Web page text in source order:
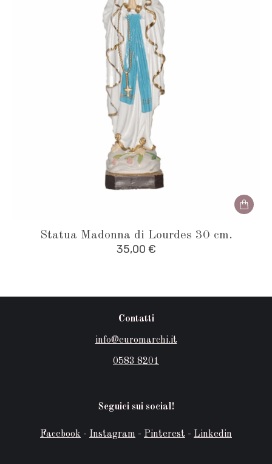
Statua Madonna di Lourdes 30 cm.
35,00 €
Contatti
info@euromarchi.it
0583 8201
Seguici sui social!
Facebook - Instagram - Pinterest - Linkedin